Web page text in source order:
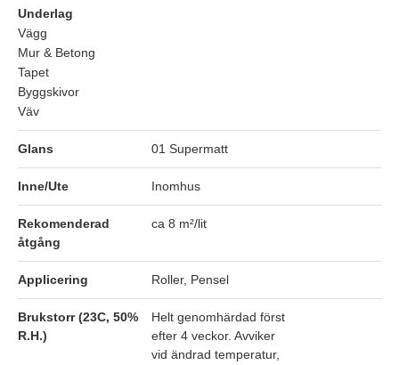
Underlag
Vägg
Mur & Betong
Tapet
Byggskivor
Väv
Glans 01 Supermatt
Inne/Ute Inomhus
Rekomenderad
åtgång
ca 8 m²/lit
Applicering Roller, Pensel
Brukstorr (23C, 50%
R.H.)
Helt genomhärdad först
efter 4 veckor. Avviker
vid ändrad temperatur,